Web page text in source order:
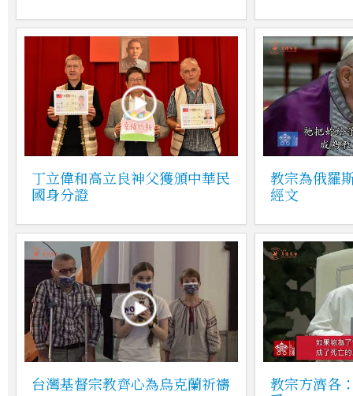
丁立偉和高立良神父獲頒中華民
國身分證
教宗為俄羅
經文
台灣基督宗教齊心為烏克蘭祈禱
教宗方濟各